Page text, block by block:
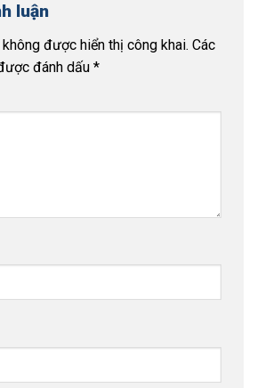
luận
được hiển thị công khai. Các
đánh dấu *